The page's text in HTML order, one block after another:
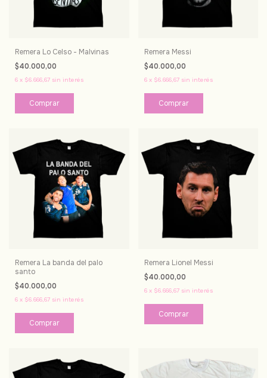
Remera Lo Celso - Malvinas
$40.000,00
6 x $6.666,67 sin interés
Comprar
Remera Messi
$40.000,00
6 x $6.666,67 sin interés
Comprar
Remera La banda del palo
santo
$40.000,00
6 x $6.666,67 sin interés
Comprar
Remera Lionel Messi
$40.000,00
6 x $6.666,67 sin interés
Comprar